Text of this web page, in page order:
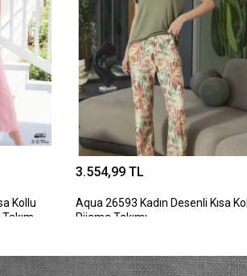
Kollu
3.554,99 TL
Aqua 26593 Kadın Desenli Kısa Kol
Pijama Takımı